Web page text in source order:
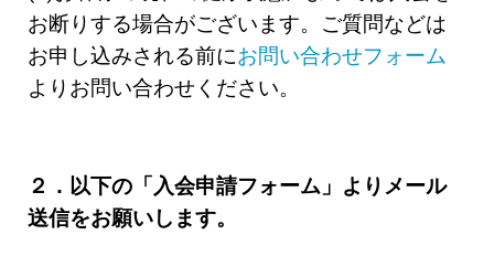
お断りする場合がございます。ご質問などは
お申し込みされる前にお問い合わせフォーム
よりお問い合わせください。
２．以下の「入会申請フォーム」よりメール
送信をお願いします。